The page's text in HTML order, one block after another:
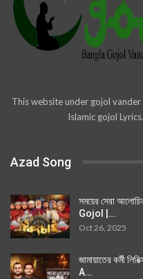
This website under gojol
Islamic gojol
Azad Song
সময়ের সেরা
Gojol |…
Oct 26, 2025
জামায়াতের
A…